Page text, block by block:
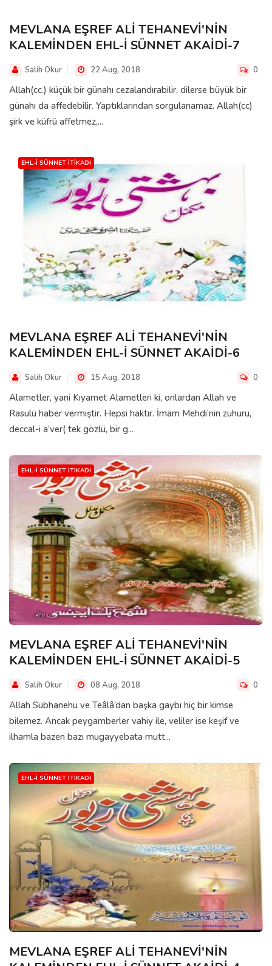
MEVLANA EŞREF ALİ TEHANEVİ'NİN
KALEMİNDEN EHL-İ SÜNNET AKAİDİ-7
Salih Okur 22 Aug, 2018 0
Allah(cc.) küçük bir günahı cezalandırabilir, dilerse büyük bir
günahı da affedebilir. Yaptıklarından sorgulanamaz. Allah(cc)
şirk ve küfrü affetmez,...
EHL-I SÜNNET İTIKADI
MEVLANA EŞREF ALİ TEHANEVİ'NİN
KALEMİNDEN EHL-İ SÜNNET AKAİDİ-6
Salih Okur 15 Aug, 2018 0
Alametler, yani Kıyamet Alametleri ki, onlardan Allah ve
Rasulü haber vermiştir. Hepsi haktır. İmam Mehdi’nin zuhuru,
deccal-i a’ver( tek gözlü, bir g...
EHL-I SÜNNET İTIKADI
MEVLANA EŞREF ALİ TEHANEVİ'NİN
KALEMİNDEN EHL-İ SÜNNET AKAİDİ-5
Salih Okur 08 Aug, 2018 0
Allah Subhanehu ve Teâlâ’dan başka gaybı hiç bir kimse
bilemez. Ancak peygamberler vahiy ile, veliler ise keşif ve
ilhamla bazen bazı mugayyebata mutt...
EHL-I SÜNNET İTIKADI
MEVLANA EŞREF ALİ TEHANEVİ'NİN